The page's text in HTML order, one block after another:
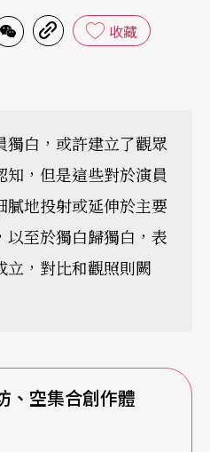
收藏
獨白，或許建立了觀眾
，但是這些對於演員
膩地投射或延伸於主要
至於獨白歸獨白，表
立，對比和觀照則闕
、 空集合創作體